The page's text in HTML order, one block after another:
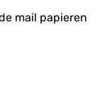
mail papieren